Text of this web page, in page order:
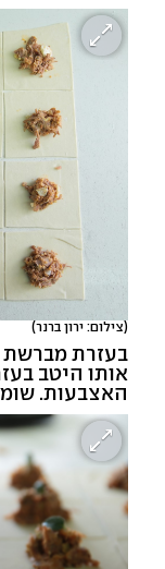
(צילום: ירון ברנר)
בעזרת מברשת
אותו היטב
האצבעות.